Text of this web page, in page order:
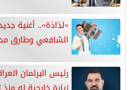
«لذاذة».. أغنية
الشافعي وطارق
رئيس البرلمان